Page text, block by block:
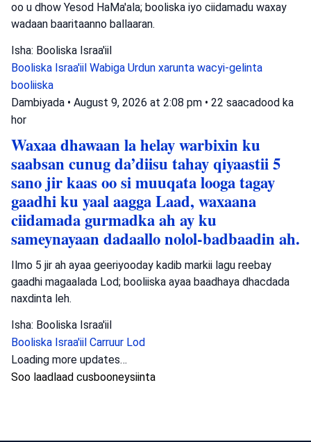
oo u dhow Yesod HaMa'ala; booliska iyo ciidamadu waxay
wadaan baaritaanno ballaaran.
Isha: Booliska Israa'iil
Booliska Israa'iil Wabiga Urdun xarunta wacyi-gelinta
booliiska
Dambiyada • August 9, 2026 at 2:08 pm • 22 saacadood ka
hor
Waxaa dhawaan la helay warbixin ku
saabsan cunug da’diisu tahay qiyaastii 5
sano jir kaas oo si muuqata looga tagay
gaadhi ku yaal aagga Laad, waxaana
ciidamada gurmadka ah ay ku
sameynayaan dadaallo nolol-badbaadin ah.
Ilmo 5 jir ah ayaa geeriyooday kadib markii lagu reebay
gaadhi magaalada Lod; booliiska ayaa baadhaya dhacdada
naxdinta leh.
Isha: Booliska Israa'iil
Booliska Israa'iil Carruur Lod
Loading more updates…
Soo laadlaad cusbooneysiinta